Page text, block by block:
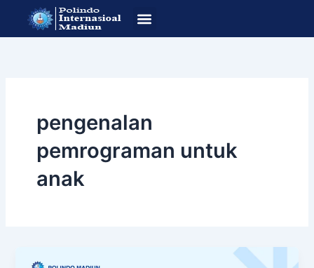
konten
pengenalan
pemrograman untuk
anak